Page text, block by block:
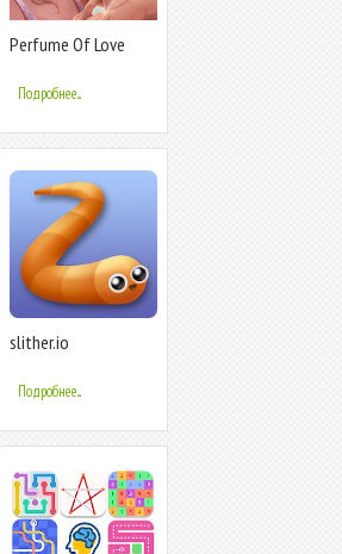
Perfume Of Love
Подробнее...
slither.io
Подробнее...